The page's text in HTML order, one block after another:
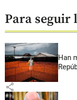
Para seguir
Han
share